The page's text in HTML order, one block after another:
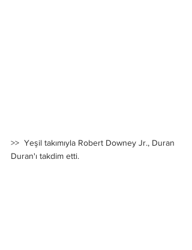
>>  Yeşil takımıyla Robert Downey Jr., Duran
Duran'ı takdim etti.